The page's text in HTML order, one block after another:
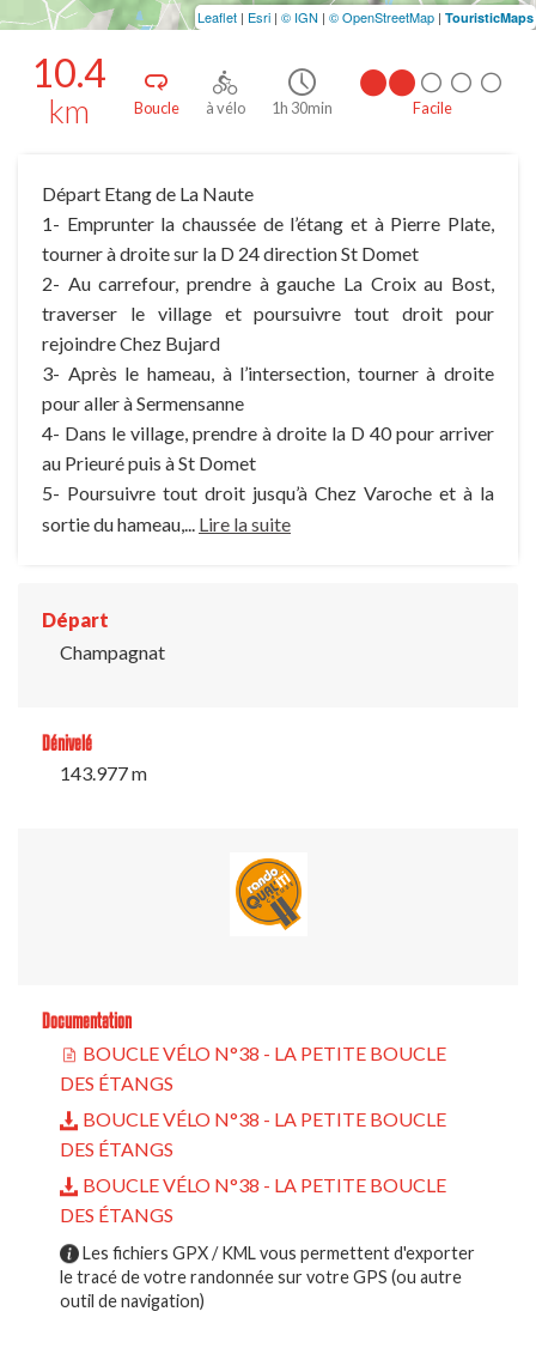
10.4
km Boucle à vélo 1h 30min Facile
Départ Etang de La Naute
1- Emprunter la chaussée de l’étang et à Pierre Plate,
tourner à droite sur la D 24 direction St Domet
2- Au carrefour, prendre à gauche La Croix au Bost,
traverser le village et poursuivre tout droit pour
rejoindre Chez Bujard
3- Après le hameau, à l’intersection, tourner à droite
pour aller à Sermensanne
4- Dans le village, prendre à droite la D 40 pour arriver
au Prieuré puis à St Domet
5- Poursuivre tout droit jusqu’à Chez Varoche et à la
sortie du hameau,... Lire la suite
Départ
Champagnat
Dénivelé
143.977 m
Documentation
BOUCLE VÉLO N°38 - LA PETITE BOUCLE
DES ÉTANGS
BOUCLE VÉLO N°38 - LA PETITE BOUCLE
DES ÉTANGS
BOUCLE VÉLO N°38 - LA PETITE BOUCLE
DES ÉTANGS
Les fichiers GPX / KML vous permettent d'exporter
le tracé de votre randonnée sur votre GPS (ou autre
outil de navigation)
Leaflet | Esri | © IGN | © OpenStreetMap | TouristicMaps